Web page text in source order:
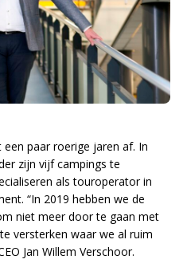
paar roerige jaren af. In
zijn vijf campings te
als touroperator in
“In 2019 hebben we de
niet meer door te gaan met
versterken waar we al ruim
Jan Willem Verschoor.